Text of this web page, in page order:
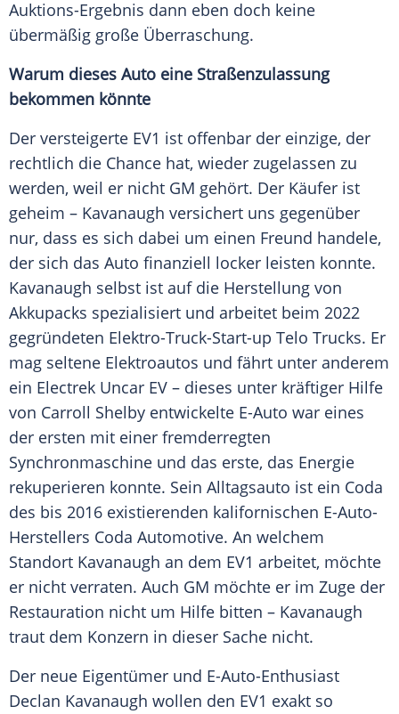
Auktions-Ergebnis dann eben doch keine
übermäßig große Überraschung.
Warum dieses Auto eine Straßenzulassung
bekommen könnte
Der versteigerte EV1 ist offenbar der einzige, der
rechtlich die Chance hat, wieder zugelassen zu
werden, weil er nicht GM gehört. Der Käufer ist
geheim – Kavanaugh versichert uns gegenüber
nur, dass es sich dabei um einen Freund handele,
der sich das Auto finanziell locker leisten konnte.
Kavanaugh selbst ist auf die Herstellung von
Akkupacks spezialisiert und arbeitet beim 2022
gegründeten Elektro-Truck-Start-up Telo Trucks. Er
mag seltene Elektroautos und fährt unter anderem
ein Electrek Uncar EV – dieses unter kräftiger Hilfe
von Carroll Shelby entwickelte E-Auto war eines
der ersten mit einer fremderregten
Synchronmaschine und das erste, das Energie
rekuperieren konnte. Sein Alltagsauto ist ein Coda
des bis 2016 existierenden kalifornischen E-Auto-
Herstellers Coda Automotive. An welchem
Standort Kavanaugh an dem EV1 arbeitet, möchte
er nicht verraten. Auch GM möchte er im Zuge der
Restauration nicht um Hilfe bitten – Kavanaugh
traut dem Konzern in dieser Sache nicht.
Der neue Eigentümer und E-Auto-Enthusiast
Declan Kavanaugh wollen den EV1 exakt so